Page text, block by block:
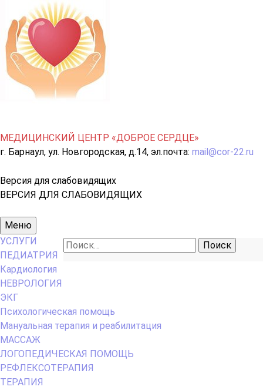
МЕДИЦИНСКИЙ ЦЕНТР «ДОБРОЕ СЕРДЦЕ»
г. Барнаул, ул. Новгородская, д.14, эл.почта: mail@cor-22.ru
Версия для слабовидящих
ВЕРСИЯ ДЛЯ СЛАБОВИДЯЩИХ
Основное
меню
Меню
Найти:
УСЛУГИ
ПЕДИАТРИЯ
Кардиология
НЕВРОЛОГИЯ
ЭКГ
Психологическая помощь
Мануальная терапия и реабилитация
МАССАЖ
ЛОГОПЕДИЧЕСКАЯ ПОМОЩЬ
РЕФЛЕКСОТЕРАПИЯ
ТЕРАПИЯ